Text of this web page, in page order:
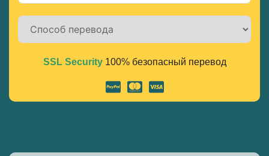
Alternative:
SSL Security100% безопасный перевод